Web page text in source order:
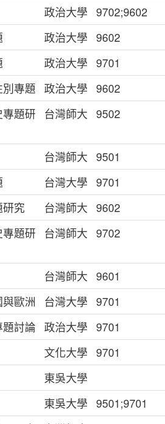
政治大學 9702;9602
政治大學 9602
政治大學 9701
專題 政治大學 9602
題研
台灣師大 9502
台灣師大 9501
台灣大學 9701
究
台灣師大 9602
題研
台灣師大 9702
台灣師大 9601
歐洲 台灣大學 9701
討論 政治大學 9701
文化大學 9701
東吳大學
東吳大學 9501;9701